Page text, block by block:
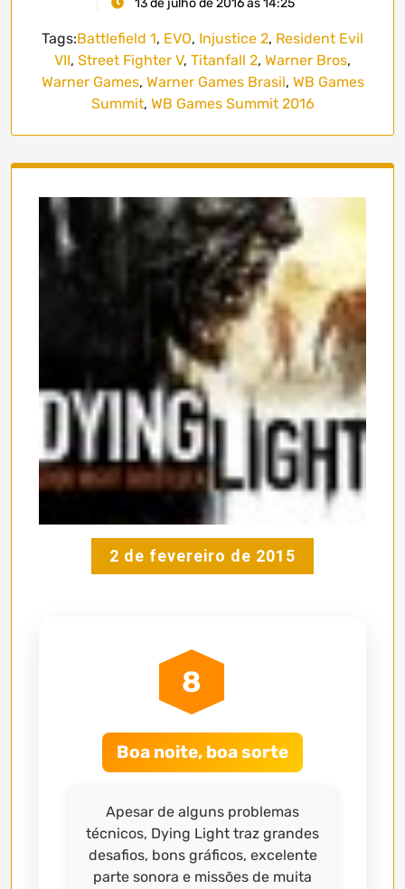
13 de julho de 2016 às 14:25
Tags:Battlefield 1, EVO, Injustice 2, Resident Evil
VII, Street Fighter V, Titanfall 2, Warner Bros,
Warner Games, Warner Games Brasil, WB Games
Summit, WB Games Summit 2016
2 de fevereiro de 2015
8
Boa noite, boa sorte
Apesar de alguns problemas
técnicos, Dying Light traz grandes
desafios, bons gráficos, excelente
parte sonora e missões de muita